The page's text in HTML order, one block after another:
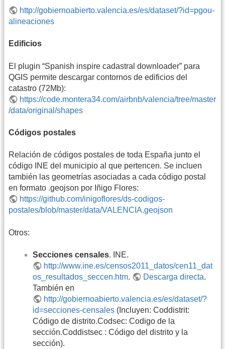
http://gobiernoabierto.valencia.es/es/dataset/?id=pgou-
alineaciones
Edificios
El plugin “Spanish inspire cadastral downloader” para
QGIS permite descargar contornos de edificios del
catastro (72Mb):
https://code.montera34.com/airbnb/valencia/tree/master
/data/original/shapes
Códigos postales
Relación de códigos postales de toda España junto el
código INE del municipio al que pertencen. Se incluen
también las geometrías asociadas a cada código postal
en formato .geojson por Iñigo Flores:
https://github.com/inigoflores/ds-codigos-
postales/blob/master/data/VALENCIA.geojson
Otros:
Secciones censales. INE.
http://www.ine.es/censos2011_datos/cen11_dat
os_resultados_seccen.htm. Descarga directa.
También en
http://gobiernoabierto.valencia.es/es/dataset/?
id=secciones-censales (Incluyen: Coddistrit:
Código de distrito.Codsec: Codigo de la
sección.Coddistsec : Código del distrito y la
sección).